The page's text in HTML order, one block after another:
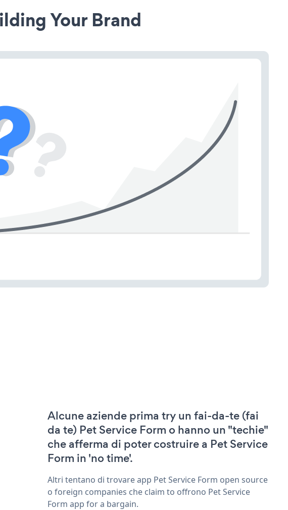
Your Brand
Alcune aziende prima try un fai-da-te (fai
da te) Pet Service Form o hanno un "techie"
che afferma di poter costruire a Pet Service
Form in 'no time'.
Altri tentano di trovare app Pet Service Form open source
o foreign companies che claim to offrono Pet Service
Form app for a bargain.